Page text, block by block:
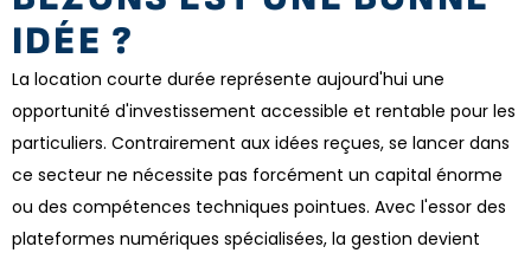
IDÉE ?
La location courte durée représente aujourd'hui une
opportunité d'investissement accessible et rentable pour les
particuliers. Contrairement aux idées reçues, se lancer dans
ce secteur ne nécessite pas forcément un capital énorme
ou des compétences techniques pointues. Avec l'essor des
plateformes numériques spécialisées, la gestion devient